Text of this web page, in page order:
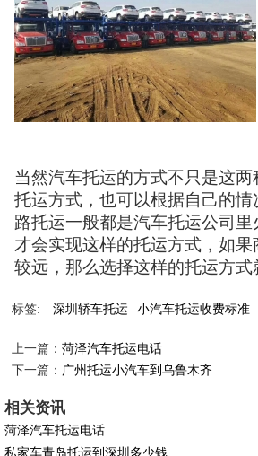
当然汽车托运的方式不只是这
托运方式，也可以根据自己的
路托运一般都是汽车托运公司里
才会实现这样的托运方式，如果
较远，那么选择这样的托运方式
标签: 深圳轿车托运 小汽车托运收费标准
上一篇：菏泽汽车托运电话
下一篇： 广州托运小汽车到乌鲁木齐
相关资讯
菏泽汽车托运电话
私家车青岛托运到深圳多少钱